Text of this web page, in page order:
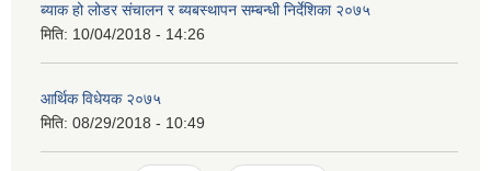
ब्याक हो लोडर संचालन र ब्यबस्थापन सम्बन्धी निर्देशिका २०७५
मिति: 10/04/2018 - 14:26
आर्थिक विधेयक २०७५
मिति: 08/29/2018 - 10:49